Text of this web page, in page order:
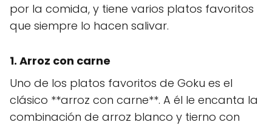
por la comida, y tiene varios platos favoritos
que siempre lo hacen salivar.
1. Arroz con carne
Uno de los platos favoritos de Goku es el
clásico **arroz con carne**. A él le encanta la
combinación de arroz blanco y tierno con